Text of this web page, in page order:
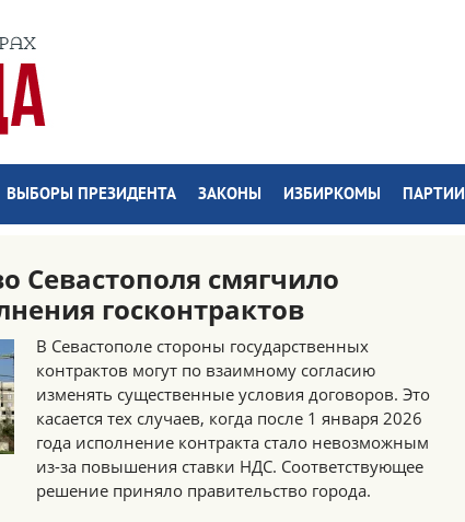
ВЫБОРЫ ПРЕЗИДЕНТА ЗАКОНЫ ИЗБИРКОМЫ ПАРТИИ
Севастополя смягчило
госконтрактов
В Севастополе стороны государственных
контрактов могут по взаимному согласию
изменять существенные условия договоров. Это
касается тех случаев, когда после 1 января 2026
года исполнение контракта стало невозможным
из-за повышения ставки НДС. Соответствующее
решение приняло правительство города.